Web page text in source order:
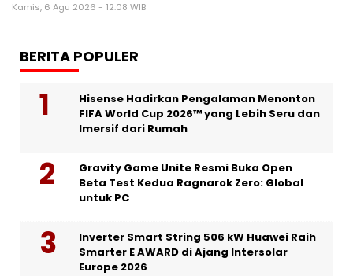
Kamis, 6 Agu 2026 - 12:08 WIB
BERITA POPULER
Hisense Hadirkan Pengalaman Menonton
FIFA World Cup 2026™ yang Lebih Seru dan
Imersif dari Rumah
Gravity Game Unite Resmi Buka Open
Beta Test Kedua Ragnarok Zero: Global
untuk PC
Inverter Smart String 506 kW Huawei Raih
Smarter E AWARD di Ajang Intersolar
Europe 2026